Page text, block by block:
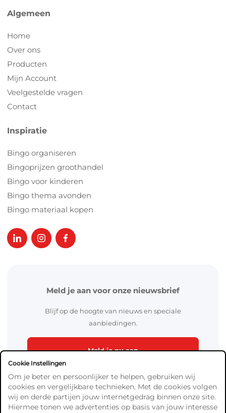
Algemeen
Home
Over ons
Producten
Mijn Account
Veelgestelde vragen
Contact
Inspiratie
Bingo organiseren
Bingoprijzen groothandel
Bingo voor kinderen
Bingo thema avonden
Bingo materiaal kopen
Meld je aan voor onze nieuwsbrief
Blijf op de hoogte van nieuws en speciale
aanbiedingen.
Meld je nu aan
Cookie Instellingen
Om je beter en persoonlijker te helpen, gebruiken wij
cookies en vergelijkbare technieken. Met de cookies volgen
wij en derde partijen jouw internetgedrag binnen onze site.
Hiermee tonen we advertenties op basis van jouw interesse